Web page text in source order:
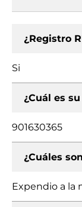
¿Registro
Si
¿Cuál es su
901630365
¿Cuáles
Expendio a la